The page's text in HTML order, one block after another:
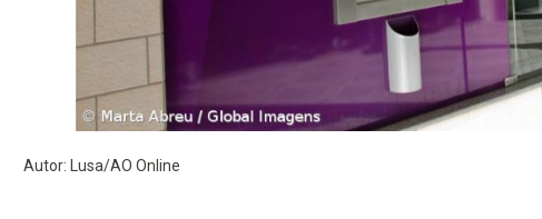
Autor: Lusa/AO Online